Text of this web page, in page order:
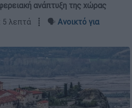
ανάπτυξη της χώρας
5 λεπτά ┋ 🗣️ Ανοικτό για